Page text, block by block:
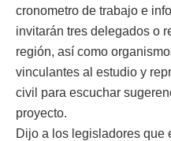
cronometro de trabajo e
invitarán tres delegados o
región, así como
vinculantes al estudio y
civil para escuchar
proyecto.
Dijo a los legisladores que